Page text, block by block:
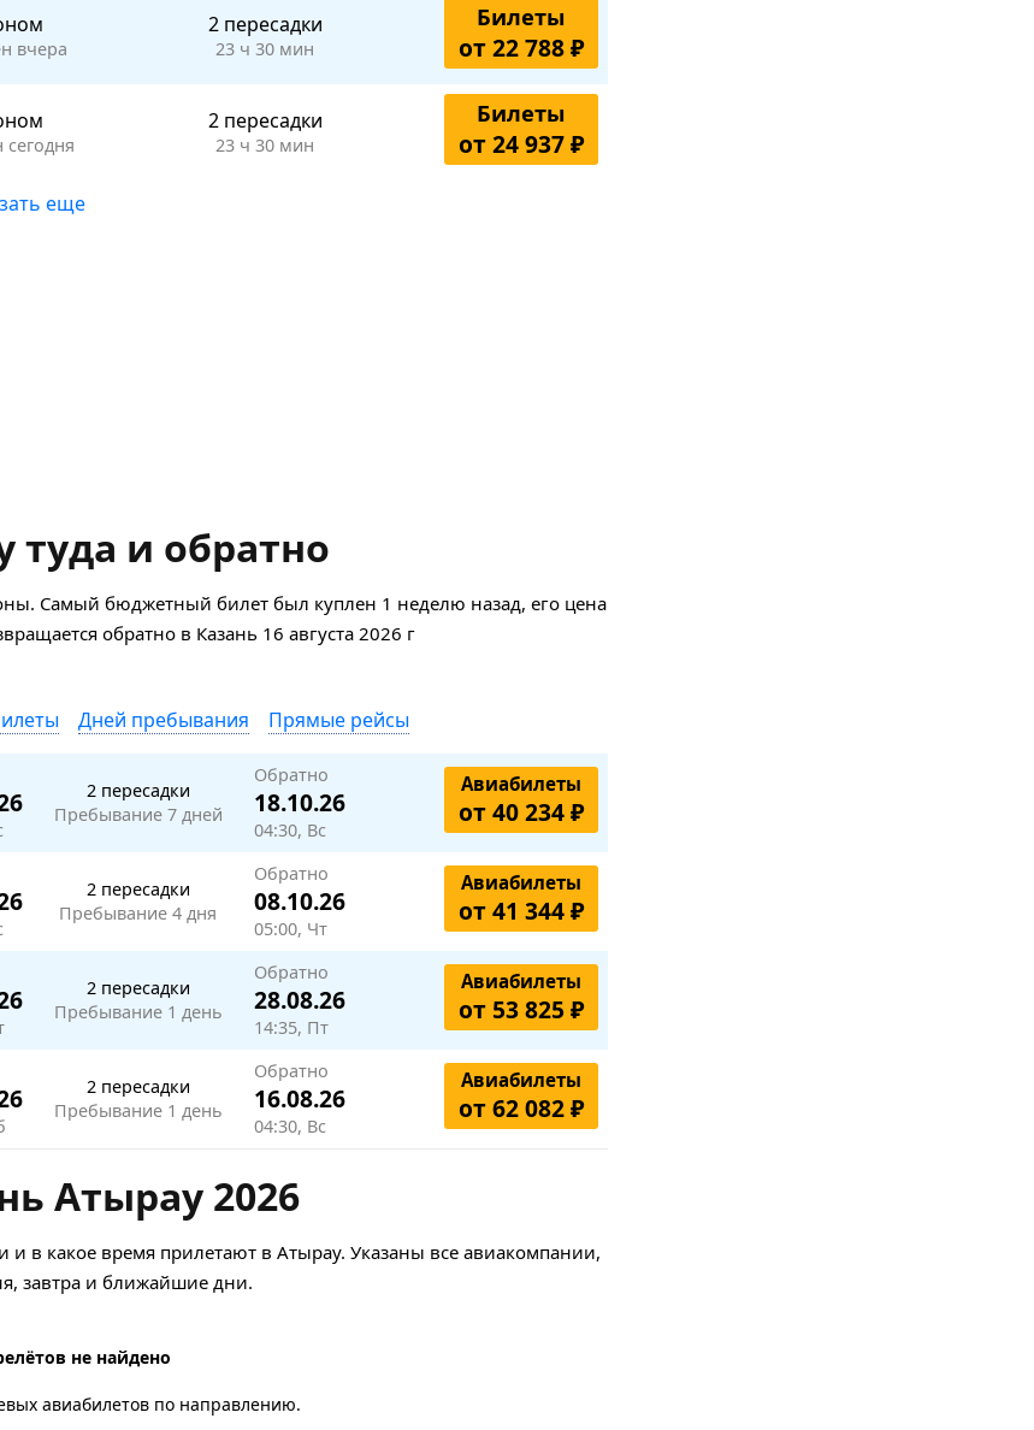
вчера
2 пересадки
23 ч 30 мин
Билеты
от 22 788 ₽
2 пересадки
23 ч 30 мин
Билеты
от 24 937 ₽
еще
и обратно
Самый бюджетный билет был куплен 1 неделю назад, его цена
обратно в Казань 16 августа 2026 г
Дней пребывания Прямые рейсы
2 пересадки
Пребывание 7 дней
Обратно
18.10.26
04:30, Вс
Авиабилеты
от 40 234 ₽
2 пересадки
Пребывание 4 дня
Обратно
08.10.26
05:00, Чт
Авиабилеты
от 41 344 ₽
2 пересадки
Пребывание 1 день
Обратно
28.08.26
14:35, Пт
Авиабилеты
от 53 825 ₽
2 пересадки
Пребывание 1 день
Обратно
16.08.26
04:30, Вс
Авиабилеты
от 62 082 ₽
Атырау 2026
в какое время прилетают в Атырау. Указаны все авиакомпании,
завтра и ближайшие дни.
не найдено
авиабилетов по направлению.